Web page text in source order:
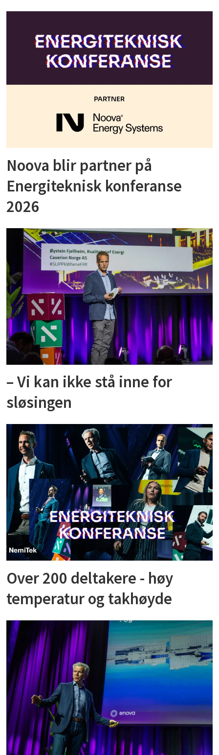
Noova blir partner på
Energiteknisk konferanse
2026
– Vi kan ikke stå inne for
sløsingen
Over 200 deltakere - høy
temperatur og takhøyde